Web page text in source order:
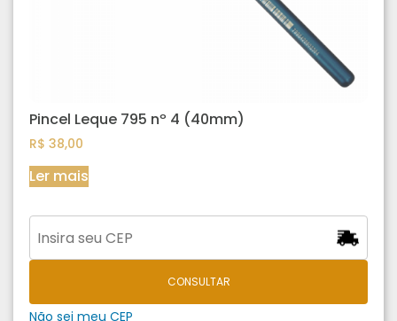
Pincel Leque 795 nº 4 (40mm)
R$ 38,00
Ler mais
CONSULTAR
Não sei meu CEP